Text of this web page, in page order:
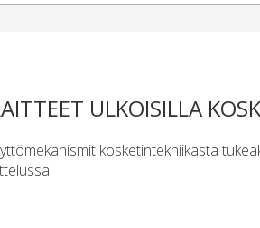
ULKOISILLA
kosketintekniikasta